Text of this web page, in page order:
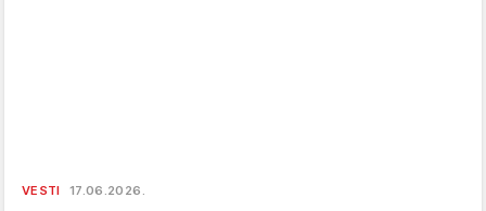
VESTI 17.06.2026.